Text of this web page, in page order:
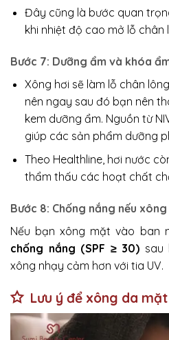
Đây cũng là bước quan
khi nhiệt độ cao mở lỗ chân
Bước 7: Dưỡng ẩm và khóa
Xông hơi sẽ làm lỗ chân
nên ngay sau đó bạn nên
kem dưỡng ẩm. Nguồn từ
giúp các sản phẩm dưỡng
Theo Healthline, hơi nước
thẩm thấu các hoạt chất
Bước 8: Chống nắng nếu
Nếu bạn xông mặt vào ban
chống nắng (SPF ≥ 30) sau
xông nhạy cảm hơn với tia UV.
Lưu ý để xông da